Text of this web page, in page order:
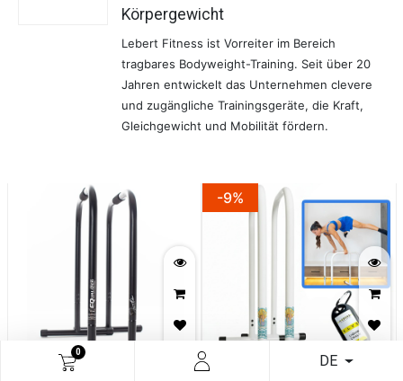
0
DE
Körpergewicht
Lebert Fitness ist Vorreiter im Bereich
tragbares Bodyweight-Training. Seit über 20
Jahren entwickelt das Unternehmen clevere
und zugängliche Trainingsgeräte, die Kraft,
Gleichgewicht und Mobilität fördern.
-9%